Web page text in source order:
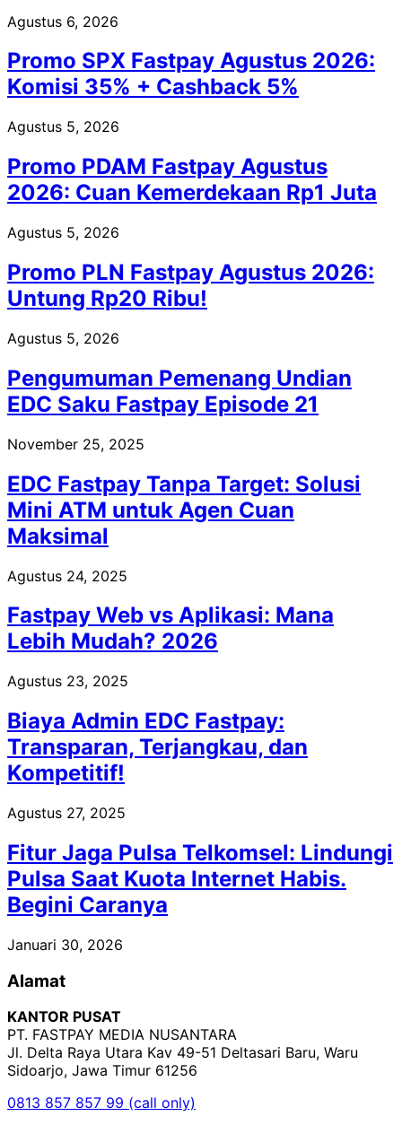
Agustus 6, 2026
Promo SPX Fastpay Agustus 2026:
Komisi 35% + Cashback 5%
Agustus 5, 2026
Promo PDAM Fastpay Agustus
2026: Cuan Kemerdekaan Rp1 Juta
Agustus 5, 2026
Promo PLN Fastpay Agustus 2026:
Untung Rp20 Ribu!
Agustus 5, 2026
Pengumuman Pemenang Undian
EDC Saku Fastpay Episode 21
November 25, 2025
EDC Fastpay Tanpa Target: Solusi
Mini ATM untuk Agen Cuan
Maksimal
Agustus 24, 2025
Fastpay Web vs Aplikasi: Mana
Lebih Mudah? 2026
Agustus 23, 2025
Biaya Admin EDC Fastpay:
Transparan, Terjangkau, dan
Kompetitif!
Agustus 27, 2025
Fitur Jaga Pulsa Telkomsel: Lindungi
Pulsa Saat Kuota Internet Habis.
Begini Caranya
Januari 30, 2026
Alamat
KANTOR PUSAT
PT. FASTPAY MEDIA NUSANTARA
Jl. Delta Raya Utara Kav 49-51 Deltasari Baru, Waru
Sidoarjo, Jawa Timur 61256
0813 857 857 99 (call only)